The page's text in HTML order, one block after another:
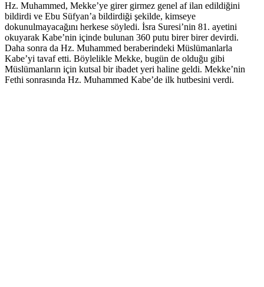
Hz. Muhammed, Mekke’ye girer girmez genel af ilan edildiğini
bildirdi ve Ebu Süfyan’a bildirdiği şekilde, kimseye
dokunulmayacağını herkese söyledi. İsra Suresi’nin 81. ayetini
okuyarak Kabe’nin içinde bulunan 360 putu birer birer devirdi.
Daha sonra da Hz. Muhammed beraberindeki Müslümanlarla
Kabe’yi tavaf etti. Böylelikle Mekke, bugün de olduğu gibi
Müslümanların için kutsal bir ibadet yeri haline geldi. Mekke’nin
Fethi sonrasında Hz. Muhammed Kabe’de ilk hutbesini verdi.